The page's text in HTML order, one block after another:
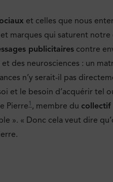
et celles que nous
marques qui saturent
publicitaires contre
des neurosciences : un
n’y serait-il pas
et le besoin d’acquérir tel
Pierre 1 , membre du collectif
». « Donc cela veut dire